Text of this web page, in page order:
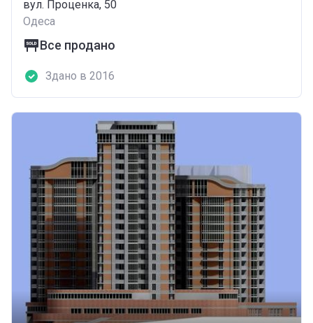
вул. Проценка, 50
Одеса
Все продано
Здано в 2016